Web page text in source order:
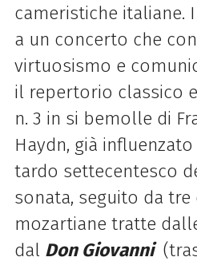
cameristiche italiane.
a un concerto che
virtuosismo e
il repertorio classico
n. 3 in si bemolle di
Haydn, già
tardo settecentesco
sonata, seguito da
mozartiane tratte
dal Don Giovanni